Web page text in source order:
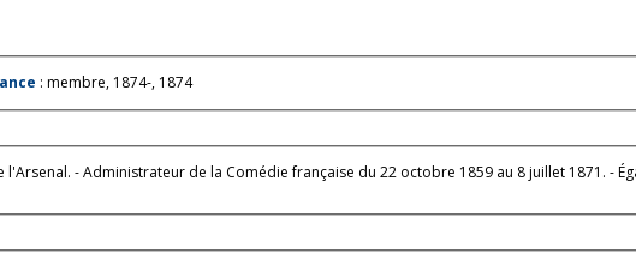
: membre, 1874-, 1874
- Administrateur de la Comédie française du 22 octobre 1859 au 8 juillet 1871. -